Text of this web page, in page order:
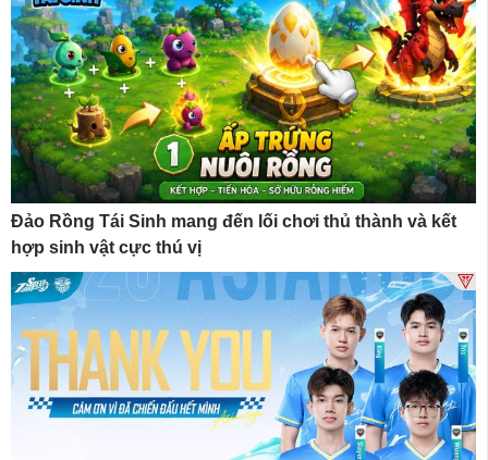
Đảo Rồng Tái Sinh mang đến lối chơi thủ thành và kết
hợp sinh vật cực thú vị